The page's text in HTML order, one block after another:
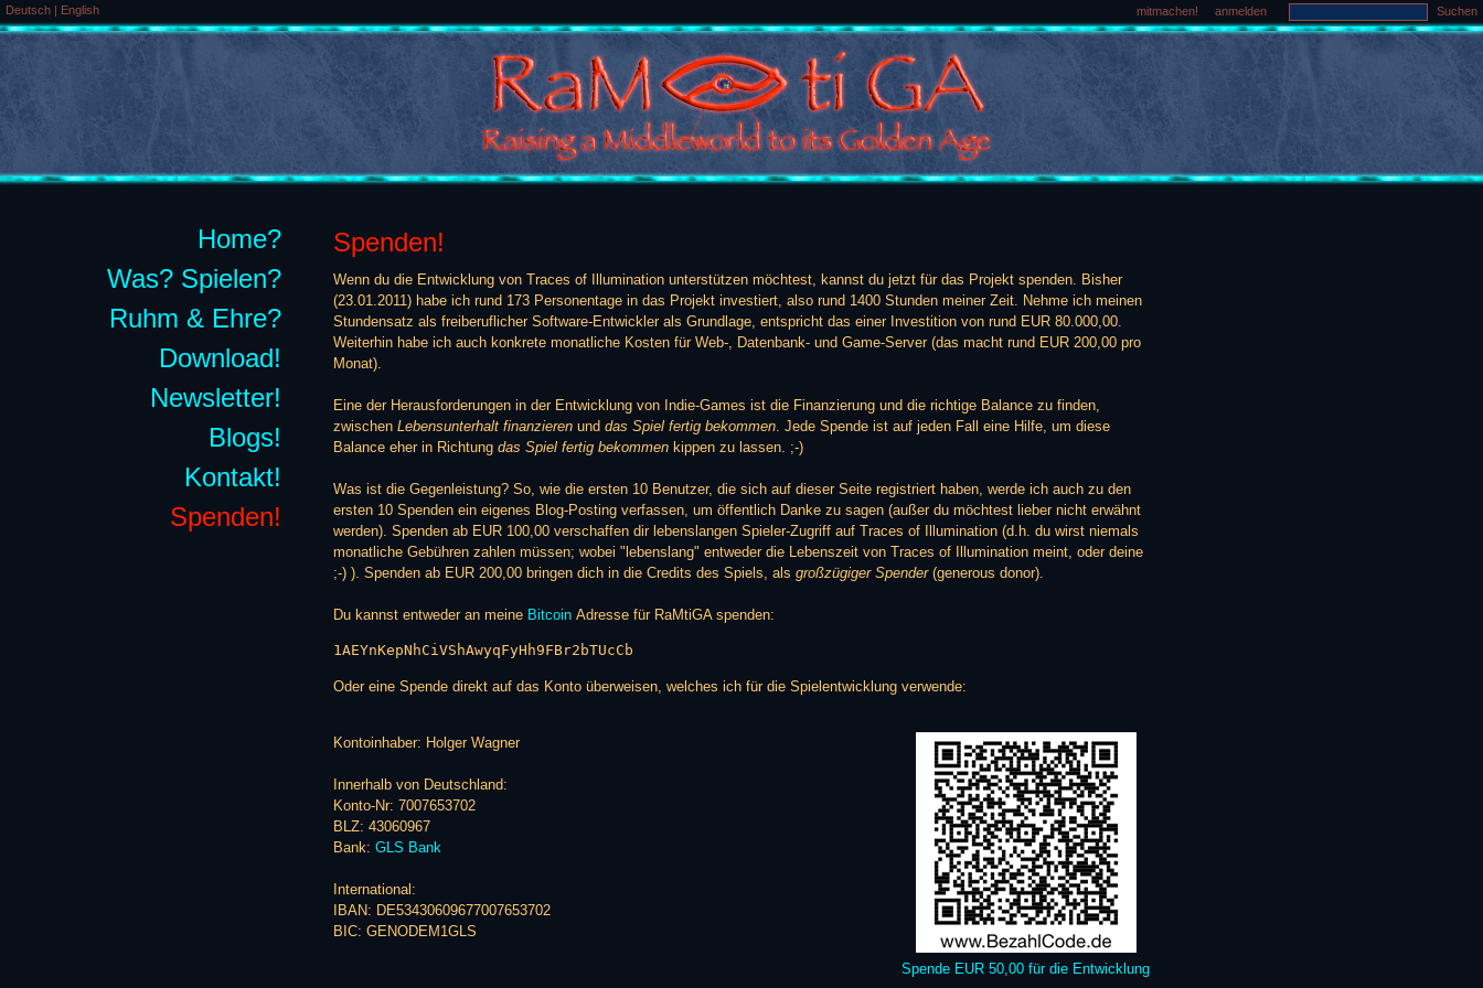
Deutsch | English mitmachen! anmelden Suchen
Home?
Was? Spielen?
Ruhm & Ehre?
Download!
Newsletter!
Blogs!
Kontakt!
Spenden!
Spenden!
Wenn du die Entwicklung von Traces of Illumination unterstützen möchtest, kannst du jetzt für das Projekt spenden. Bisher
(23.01.2011) habe ich rund 173 Personentage in das Projekt investiert, also rund 1400 Stunden meiner Zeit. Nehme ich meinen
Stundensatz als freiberuflicher Software-Entwickler als Grundlage, entspricht das einer Investition von rund EUR 80.000,00.
Weiterhin habe ich auch konkrete monatliche Kosten für Web-, Datenbank- und Game-Server (das macht rund EUR 200,00 pro
Monat).
Eine der Herausforderungen in der Entwicklung von Indie-Games ist die Finanzierung und die richtige Balance zu finden,
zwischen Lebensunterhalt finanzieren und das Spiel fertig bekommen. Jede Spende ist auf jeden Fall eine Hilfe, um diese
Balance eher in Richtung das Spiel fertig bekommen kippen zu lassen. ;-)
Was ist die Gegenleistung? So, wie die ersten 10 Benutzer, die sich auf dieser Seite registriert haben, werde ich auch zu den
ersten 10 Spenden ein eigenes Blog-Posting verfassen, um öffentlich Danke zu sagen (außer du möchtest lieber nicht erwähnt
werden). Spenden ab EUR 100,00 verschaffen dir lebenslangen Spieler-Zugriff auf Traces of Illumination (d.h. du wirst niemals
monatliche Gebühren zahlen müssen; wobei "lebenslang" entweder die Lebenszeit von Traces of Illumination meint, oder deine
;-) ). Spenden ab EUR 200,00 bringen dich in die Credits des Spiels, als großzügiger Spender(generous donor).
Du kannst entweder an meine Bitcoin Adresse für RaMtiGA spenden:
1AEYnKepNhCiVShAwyqFyHh9FBr2bTUcCb
Oder eine Spende direkt auf das Konto überweisen, welches ich für die Spielentwicklung verwende:
Spende EUR 50,00 für die Entwicklung
Kontoinhaber: Holger Wagner
Innerhalb von Deutschland:
Konto-Nr: 7007653702
BLZ: 43060967
Bank: GLS Bank
International:
IBAN: DE53430609677007653702
BIC: GENODEM1GLS